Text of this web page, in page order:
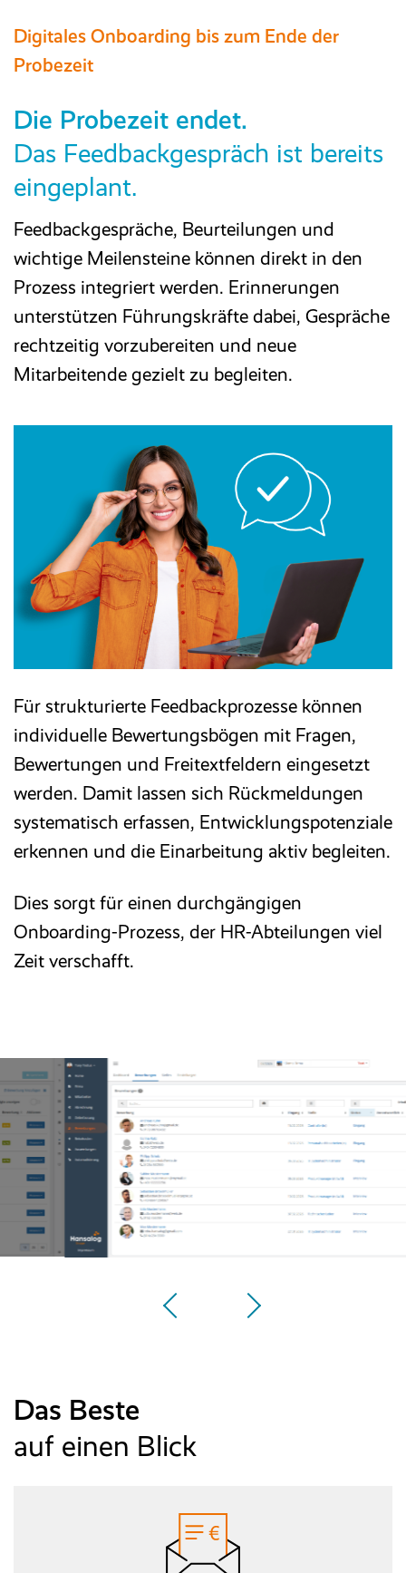
Digitales Onboarding bis zum Ende der
Probezeit
Die Probezeit endet.
Das Feedbackgespräch ist bereits
eingeplant.
Feedbackgespräche, Beurteilungen und
wichtige Meilensteine können direkt in den
Prozess integriert werden. Erinnerungen
unterstützen Führungskräfte dabei, Gespräche
rechtzeitig vorzubereiten und neue
Mitarbeitende gezielt zu begleiten.
Für strukturierte Feedbackprozesse können
individuelle Bewertungsbögen mit Fragen,
Bewertungen und Freitextfeldern eingesetzt
werden. Damit lassen sich Rückmeldungen
systematisch erfassen, Entwicklungspotenziale
erkennen und die Einarbeitung aktiv begleiten.
Dies sorgt für einen durchgängigen
Onboarding-Prozess, der HR-Abteilungen viel
Zeit verschafft.
Das Beste
auf einen Blick